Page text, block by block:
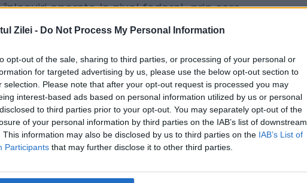
Zilei - Do Not Process My Personal Information
opt-out of the sale, sharing to third parties, or processing of your personal or
for targeted advertising by us, please use the below opt-out section to
selection. Please note that after your opt-out request is processed you may
interest-based ads based on personal information utilized by us or personal
to third parties prior to your opt-out. You may separately opt-out of the
of your personal information by third parties on the IAB’s list of downstream
This information may also be disclosed by us to third parties on the IAB’s List of
Participants that may further disclose it to other third parties.
operate la nivel federal, prin care
o viziune mai apropiată de liniile sale
pe cinci ani, până în
un mandat de cinci ani în cadrul consiliului